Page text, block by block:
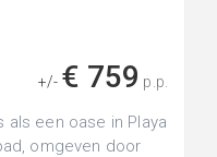
+/- € 759 p.p.
als een oase in Playa
omgeven door